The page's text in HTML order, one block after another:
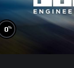
0%